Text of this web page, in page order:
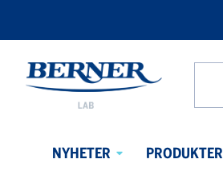
Berner
Lab
from
NYHETER
PRODUKTER